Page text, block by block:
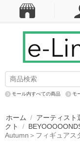
モール内すべての商品 モ
ホーム / アーティスト
クト
/
Autumn＞フィギュアス